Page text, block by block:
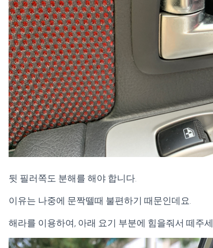
뒷 필러쪽도 분해를 해야 합니다.
이유는 나중에 문짝뗄때 불편하기 때문인데요.
해라를 이용하여, 아래 요기 부분에 힘을줘서 떼주